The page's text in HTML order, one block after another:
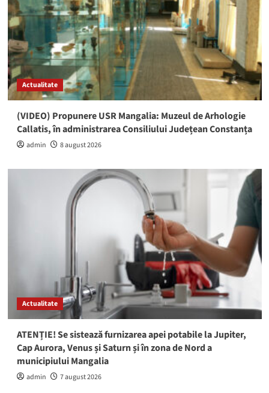
Actualitate
(VIDEO) Propunere USR Mangalia: Muzeul de Arhologie
Callatis, în administrarea Consiliului Județean Constanța
admin 8 august 2026
Actualitate
ATENȚIE! Se sistează furnizarea apei potabile la Jupiter,
Cap Aurora, Venus și Saturn și în zona de Nord a
municipiului Mangalia
admin 7 august 2026